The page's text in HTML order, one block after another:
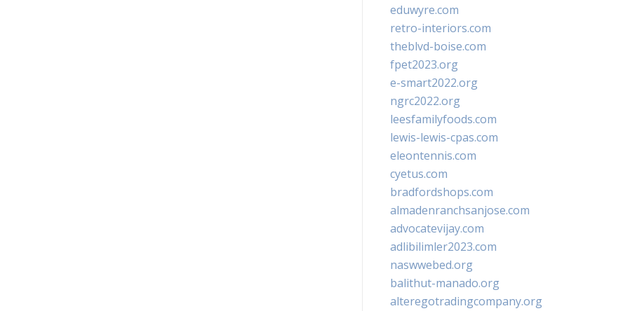
eduwyre.com
retro-interiors.com
theblvd-boise.com
fpet2023.org
e-smart2022.org
ngrc2022.org
leesfamilyfoods.com
lewis-lewis-cpas.com
eleontennis.com
cyetus.com
bradfordshops.com
almadenranchsanjose.com
advocatevijay.com
adlibilimler2023.com
naswwebed.org
balithut-manado.org
alteregotradingcompany.org